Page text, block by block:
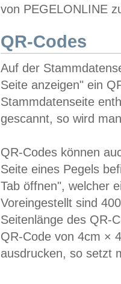
von PEGELONLINE
QR-Codes
Auf der
Seite anzeigen" ein
Stammdatenseite
gescannt, so wird
QR-Codes können
Seite eines Pegels
Tab öffnen", welcher
Voreingestellt sind
Seitenlänge des QR-
QR-Code von 4cm ×
ausdrucken, so setzt